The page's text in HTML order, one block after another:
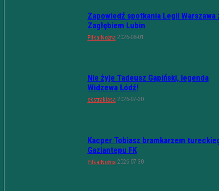
Zapowiedź spotkania Legii Warszawa
Zagłębiem Lubin
Piłka Nożna 2026-08-01
Nie żyje Tadeusz Gapiński, legenda
Widzewa Łódź!
ekstraklasa 2026-07-30
Kacper Tobiasz bramkarzem
Gaziantepu FK
Piłka Nożna 2026-07-30